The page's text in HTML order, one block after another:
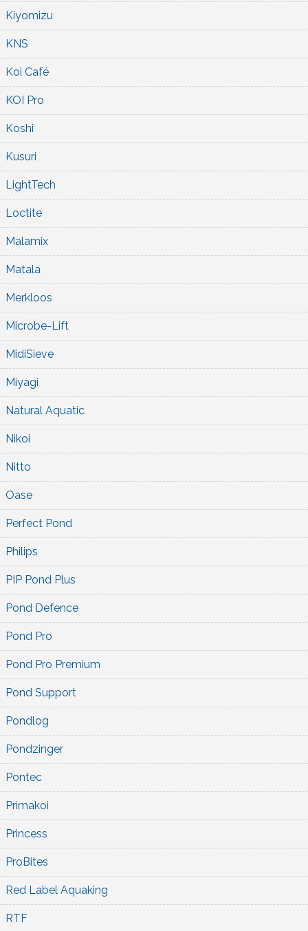
Kiyomizu
KNS
Koi Café
KOI Pro
Koshi
Kusuri
LightTech
Loctite
Malamix
Matala
Merkloos
Microbe-Lift
MidiSieve
Miyagi
Natural Aquatic
Nikoi
Nitto
Oase
Perfect Pond
Philips
PIP Pond Plus
Pond Defence
Pond Pro
Pond Pro Premium
Pond Support
Pondlog
Pondzinger
Pontec
Primakoi
Princess
ProBites
Red Label Aquaking
RTF